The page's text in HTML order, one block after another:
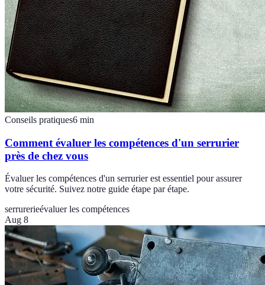
Conseils pratiques6 min
Comment évaluer les compétences d'un serrurier
près de chez vous
Évaluer les compétences d'un serrurier est essentiel pour assurer
votre sécurité. Suivez notre guide étape par étape.
serrurerieévaluer les compétences
Aug 8